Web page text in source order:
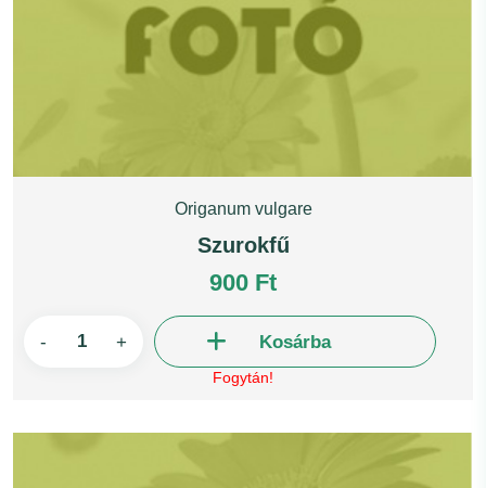
Origanum vulgare
Szurokfű
900 Ft
- + Kosárba
Fogytán!